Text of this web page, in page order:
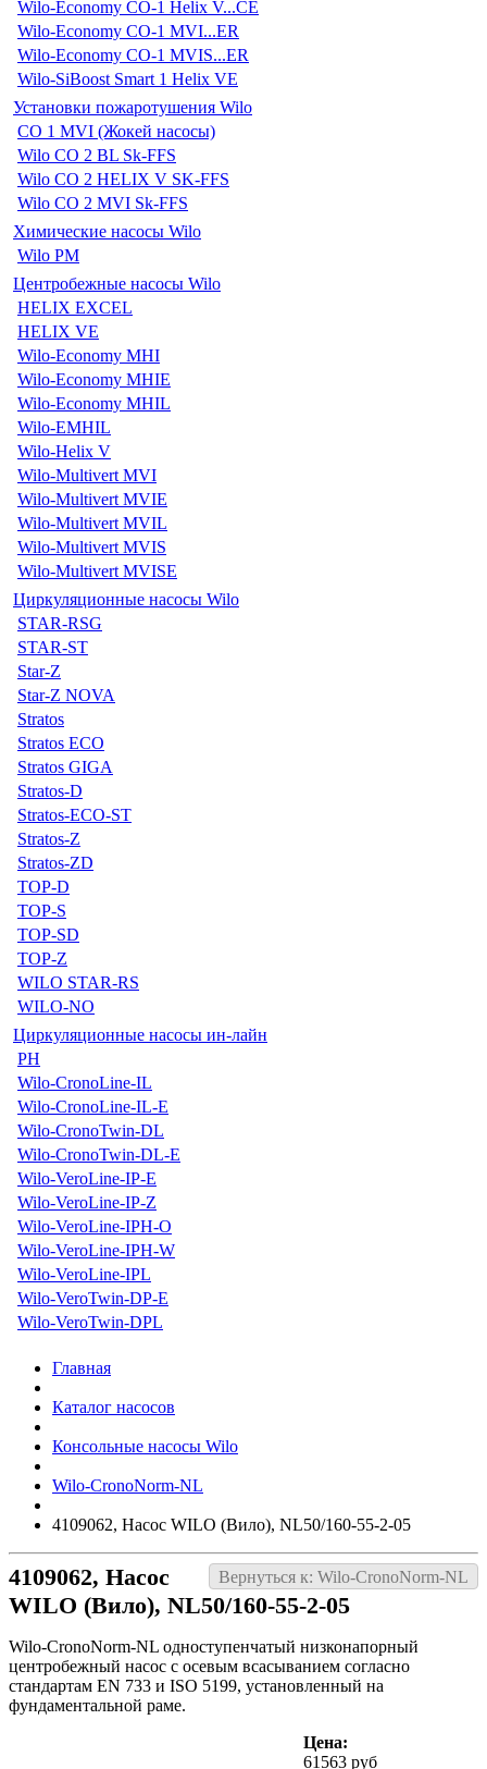
Wilo-Economy CO-1 Helix V...CE
Wilo-Economy CO-1 MVI...ER
Wilo-Economy CO-1 MVIS...ER
Wilo-SiBoost Smart 1 Helix VE
Установки пожаротушения Wilo
CO 1 MVI (Жокей насосы)
Wilo CO 2 BL Sk-FFS
Wilo CO 2 HELIX V SK-FFS
Wilo CO 2 MVI Sk-FFS
Химические насосы Wilo
Wilo PM
Центробежные насосы Wilo
HELIX EXCEL
HELIX VE
Wilo-Economy MHI
Wilo-Economy MHIE
Wilo-Economy MHIL
Wilo-EMHIL
Wilo-Helix V
Wilo-Multivert MVI
Wilo-Multivert MVIE
Wilo-Multivert MVIL
Wilo-Multivert MVIS
Wilo-Multivert MVISE
Циркуляционные насосы Wilo
STAR-RSG
STAR-ST
Star-Z
Star-Z NOVA
Stratos
Stratos ECO
Stratos GIGA
Stratos-D
Stratos-ECO-ST
Stratos-Z
Stratos-ZD
TOP-D
TOP-S
TOP-SD
TOP-Z
WILO STAR-RS
WILO-NO
Циркуляционные насосы ин-лайн
PH
Wilo-CronoLine-IL
Wilo-CronoLine-IL-E
Wilo-CronoTwin-DL
Wilo-CronoTwin-DL-E
Wilo-VeroLine-IP-E
Wilo-VeroLine-IP-Z
Wilo-VeroLine-IPH-O
Wilo-VeroLine-IPH-W
Wilo-VeroLine-IPL
Wilo-VeroTwin-DP-E
Wilo-VeroTwin-DPL
Главная
Каталог насосов
Консольные насосы Wilo
Wilo-CronoNorm-NL
4109062, Насос WILO (Вило), NL50/160-55-2-05
Вернуться к: Wilo-CronoNorm-NL
4109062, Насос
WILO (Вило), NL50/160-55-2-05
Wilo-CronoNorm-NL одноступенчатый низконапорный
центробежный насос с осевым всасыванием согласно
стандартам EN 733 и ISO 5199, установленный на
фундаментальной раме.
Цена:
61563 руб